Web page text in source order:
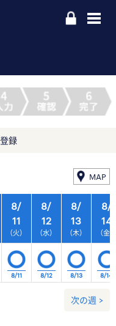
録
MAP
8/
11
（火）
8/
12
（水）
8/
13
（木）
8/11 8/12 8/13
8/
14
（金）
8/14
次の週 >